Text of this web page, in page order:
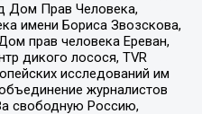
Дом Прав Человека,
имени Бориса Звозскова,
прав человека Ереван,
дикого лосося, TVR
исследований им
журналистов
свободную Россию,